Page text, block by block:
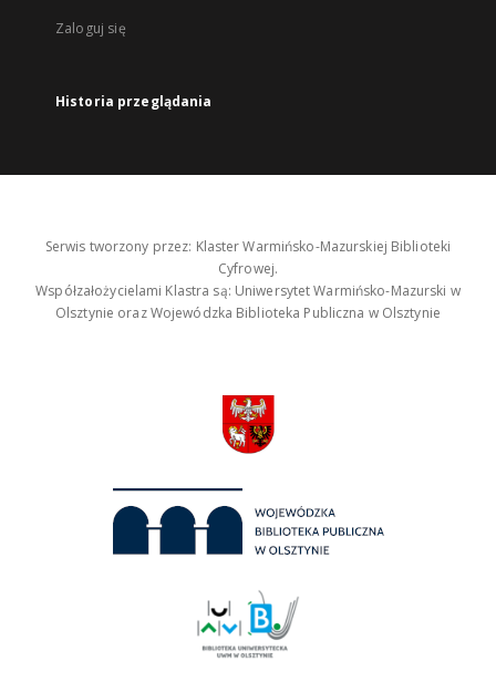
Zaloguj się
Historia przeglądania
Serwis tworzony przez: Klaster Warmińsko-Mazurskiej Biblioteki
Cyfrowej.
Współzałożycielami Klastra są: Uniwersytet Warmińsko-Mazurski w
Olsztynie oraz Wojewódzka Biblioteka Publiczna w Olsztynie